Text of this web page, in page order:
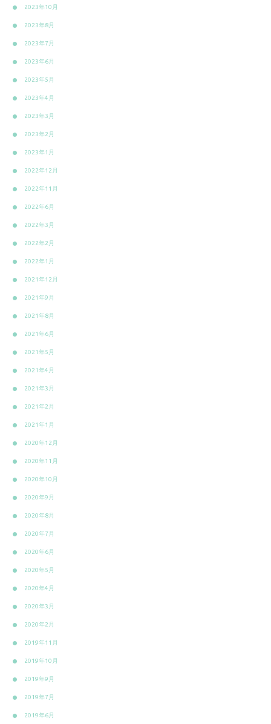
2023年10月
2023年8月
2023年7月
2023年6月
2023年5月
2023年4月
2023年3月
2023年2月
2023年1月
2022年12月
2022年11月
2022年6月
2022年3月
2022年2月
2022年1月
2021年12月
2021年9月
2021年8月
2021年6月
2021年5月
2021年4月
2021年3月
2021年2月
2021年1月
2020年12月
2020年11月
2020年10月
2020年9月
2020年8月
2020年7月
2020年6月
2020年5月
2020年4月
2020年3月
2020年2月
2019年11月
2019年10月
2019年9月
2019年7月
2019年6月